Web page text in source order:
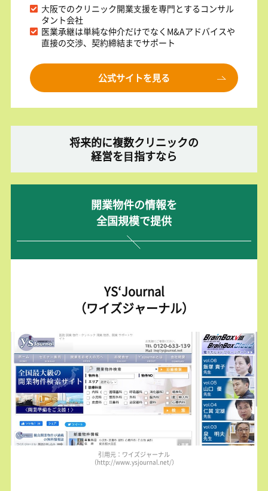
⼤阪でのクリニック開業⽀援を専⾨とするコンサル
タント会社
医業承継は単純な仲介だけでなくM&Aアドバイスや
直接の交渉、契約締結までサポート
公式サイトを見る
将来的に複数クリニックの
経営を⽬指すなら
開業物件の情報を
全国規模で提供
YS‘Journal
（ワイズジャーナル）
引用元：ワイズジャーナル
（http://www.ysjournal.net/）